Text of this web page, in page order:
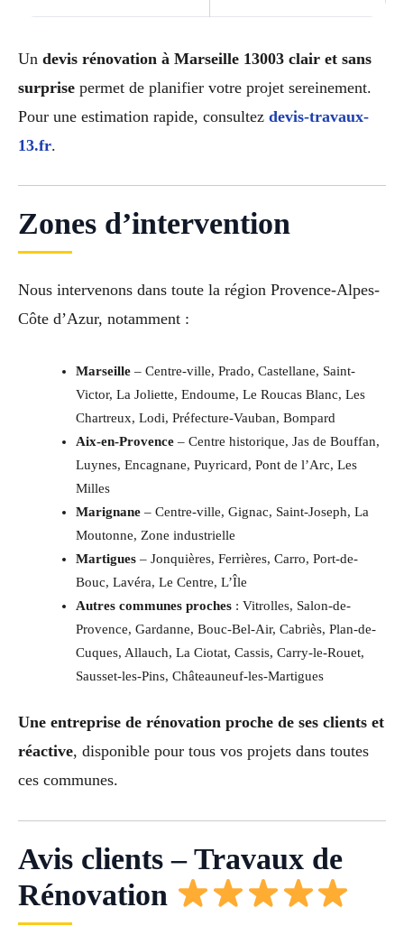
Un devis rénovation à Marseille 13003 clair et sans
surprise permet de planifier votre projet sereinement.
Pour une estimation rapide, consultez devis-travaux-
13.fr.
Zones d’intervention
Nous intervenons dans toute la région Provence-Alpes-
Côte d’Azur, notamment :
Marseille– Centre-ville, Prado, Castellane, Saint-
Victor, La Joliette, Endoume, Le Roucas Blanc, Les
Chartreux, Lodi, Préfecture-Vauban, Bompard
Aix-en-Provence– Centre historique, Jas de Bouffan,
Luynes, Encagnane, Puyricard, Pont de l’Arc, Les
Milles
Marignane– Centre-ville, Gignac, Saint-Joseph, La
Moutonne, Zone industrielle
Martigues– Jonquières, Ferrières, Carro, Port-de-
Bouc, Lavéra, Le Centre, L’Île
Autres communes proches: Vitrolles, Salon-de-
Provence, Gardanne, Bouc-Bel-Air, Cabriès, Plan-de-
Cuques, Allauch, La Ciotat, Cassis, Carry-le-Rouet,
Sausset-les-Pins, Châteauneuf-les-Martigues
Une entreprise de rénovation proche de ses clients et
réactive, disponible pour tous vos projets dans toutes
ces communes.
Avis clients – Travaux de
Rénovation